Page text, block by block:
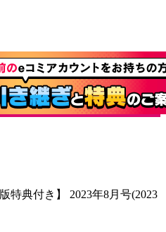
特典付き】 2023年8月号(2023